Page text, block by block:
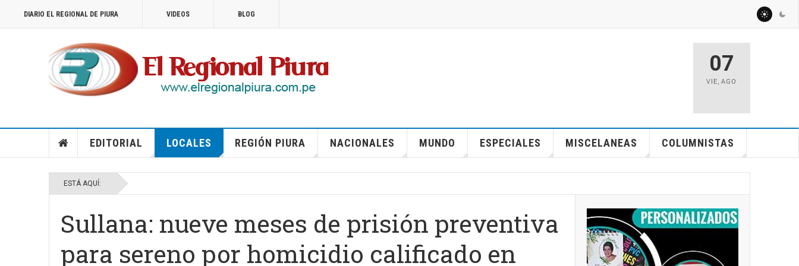
DIARIO EL REGIONAL DE PIURA VIDEOS BLOG
07
VIE,AGO
EDITORIAL LOCALES REGIÓN PIURA NACIONALES MUNDO ESPECIALES MISCELANEAS COLUMNISTAS
ESTÁ AQUÍ:
Sullana: nueve meses de prisión preventiva
para sereno por homicidio calificado en